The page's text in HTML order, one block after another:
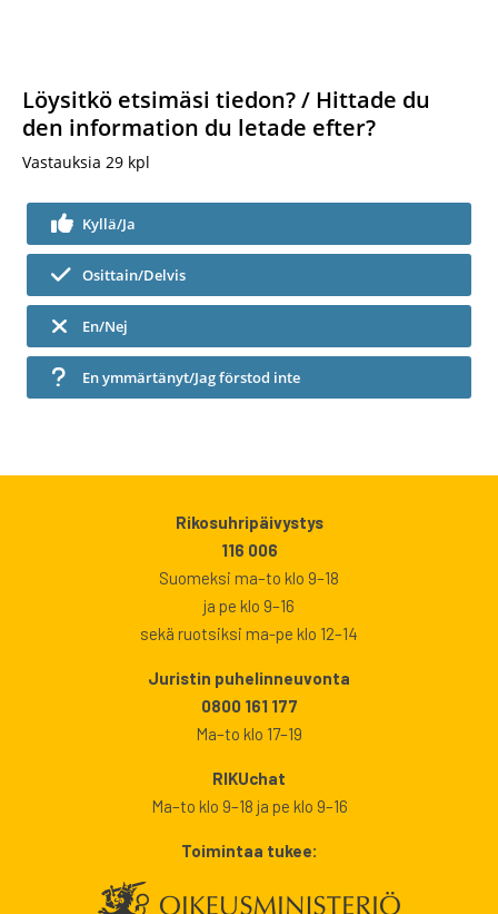
Löysitkö etsimäsi tiedon? / Hittade du
den information du letade efter?
Vastauksia 29 kpl
Kyllä/Ja
Osittain/Delvis
En/Nej
En ymmärtänyt/Jag förstod inte
Rikosuhripäivystys
116 006
Suomeksi ma–to klo 9–18
ja pe klo 9–16
sekä ruotsiksi ma-pe klo 12–14
Juristin puhelinneuvonta
0800 161 177
Ma–to klo 17–19
RIKUchat
Ma–to klo 9–18 ja pe klo 9–16
Toimintaa tukee: